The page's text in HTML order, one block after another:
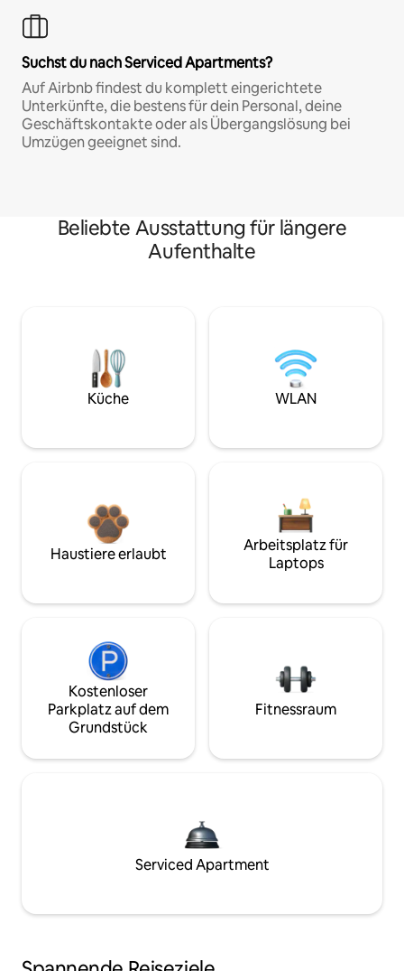
Suchst du nach Serviced Apartments?
Auf Airbnb findest du komplett eingerichtete
Unterkünfte, die bestens für dein Personal, deine
Geschäftskontakte oder als Übergangslösung bei
Umzügen geeignet sind.
Beliebte Ausstattung für längere
Aufenthalte
Küche WLAN
Haustiere erlaubt
Arbeitsplatz für
Laptops
Kostenloser
Parkplatz auf dem
Grundstück
Fitnessraum
Serviced Apartment